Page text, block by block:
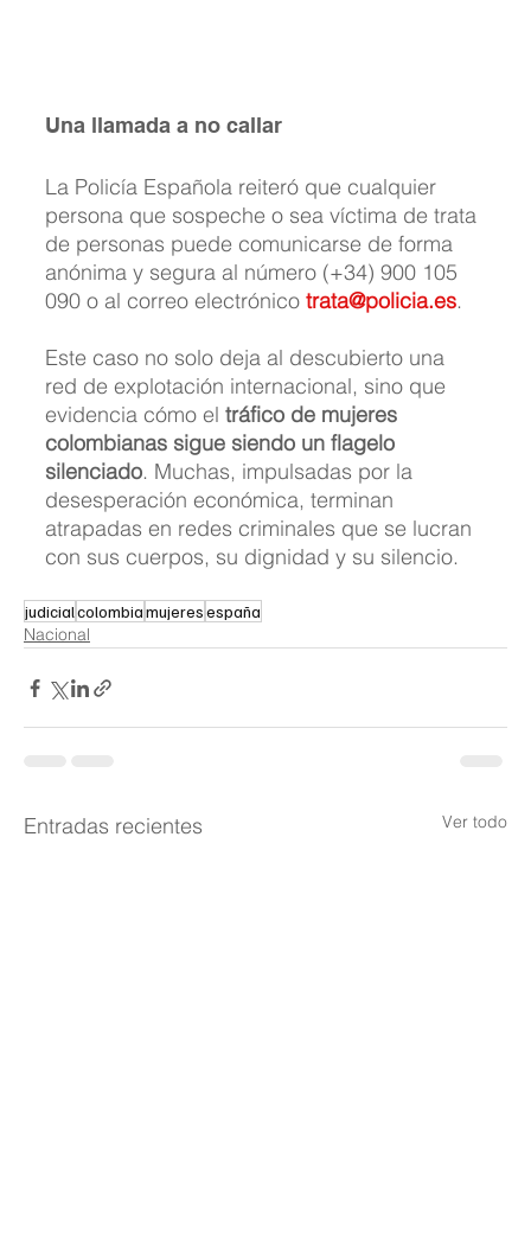
Una llamada a no callar
La Policía Española reiteró que cualquier
persona que sospeche o sea víctima de trata
de personas puede comunicarse de forma
anónima y segura al número (+34) 900 105
090 o al correo electrónico trata@policia.es.
Este caso no solo deja al descubierto una
red de explotación internacional, sino que
evidencia cómo el tráfico de mujeres
colombianas sigue siendo un flagelo
silenciado. Muchas, impulsadas por la
desesperación económica, terminan
atrapadas en redes criminales que se lucran
con sus cuerpos, su dignidad y su silencio.
judicialcolombiamujeresespaña
Nacional
Entradas recientes Ver todo